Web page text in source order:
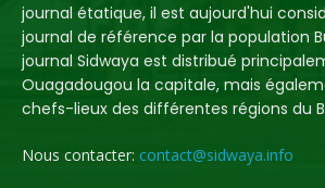
journal étatique, il est aujourd'hui
journal de référence par la population
journal Sidwaya est distribué
Ouagadougou la capitale, mais
chefs-lieux des différentes régions du
Nous contacter: contact@sidwaya.info